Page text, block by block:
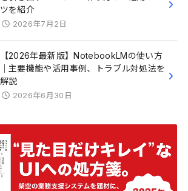
ツを紹介
2026年7月2日
【2026年最新版】NotebookLMの使い方
｜主要機能や活用事例、トラブル対処法を
解説
2026年6月30日